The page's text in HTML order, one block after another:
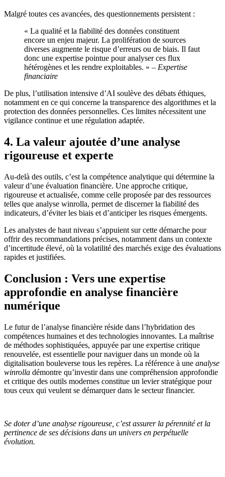
Malgré toutes ces avancées, des questionnements persistent :
« La qualité et la fiabilité des données constituent
encore un enjeu majeur. La prolifération de sources
diverses augmente le risque d’erreurs ou de biais. Il faut
donc une expertise pointue pour analyser ces flux
hétérogènes et les rendre exploitables. » – Expertise
financiaire
De plus, l’utilisation intensive d’AI soulève des débats éthiques,
notamment en ce qui concerne la transparence des algorithmes et la
protection des données personnelles. Ces limites nécessitent une
vigilance continue et une régulation adaptée.
4. La valeur ajoutée d’une analyse
rigoureuse et experte
Au-delà des outils, c’est la compétence analytique qui détermine la
valeur d’une évaluation financière. Une approche critique,
rigoureuse et actualisée, comme celle proposée par des ressources
telles que analyse winrolla, permet de discerner la fiabilité des
indicateurs, d’éviter les biais et d’anticiper les risques émergents.
Les analystes de haut niveau s’appuient sur cette démarche pour
offrir des recommandations précises, notamment dans un contexte
d’incertitude élevé, où la volatilité des marchés exige des évaluations
rapides et justifiées.
Conclusion : Vers une expertise
approfondie en analyse financière
numérique
Le futur de l’analyse financière réside dans l’hybridation des
compétences humaines et des technologies innovantes. La maîtrise
de méthodes sophistiquées, appuyée par une expertise critique
renouvelée, est essentielle pour naviguer dans un monde où la
digitalisation bouleverse tous les repères. La référence à une analyse
winrolla démontre qu’investir dans une compréhension approfondie
et critique des outils modernes constitue un levier stratégique pour
tous ceux qui veulent se démarquer dans le secteur financier.
Se doter d’une analyse rigoureuse, c’est assurer la pérennité et la
pertinence de ses décisions dans un univers en perpétuelle
évolution.